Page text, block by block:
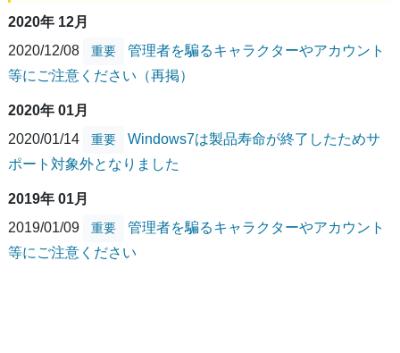
2020年 12月
2020/12/08
重要
管理者を騙るキャラクターやアカウント
等にご注意ください（再掲）
2020年 01月
2020/01/14
重要
Windows7は製品寿命が終了したためサ
ポート対象外となりました
2019年 01月
2019/01/09
重要
管理者を騙るキャラクターやアカウント
等にご注意ください